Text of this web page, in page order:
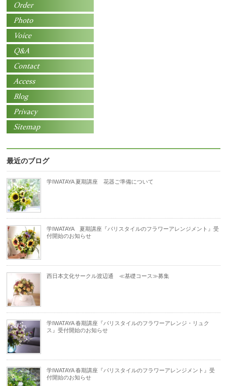
最近のブログ
学IWATAYA 夏期講座 花器ご準備について
学IWATAYA 夏期講座『パリスタイルのフラワーアレンジメント』受
付開始のお知らせ
西日本文化サークル渡辺通 ≪基礎コース≫募集
学IWATAYA 春期講座『パリスタイルのフラワーアレンジ・リュク
ス』受付開始のお知らせ
学IWATAYA 春期講座『パリスタイルのフラワーアレンジメント』受
付開始のお知らせ